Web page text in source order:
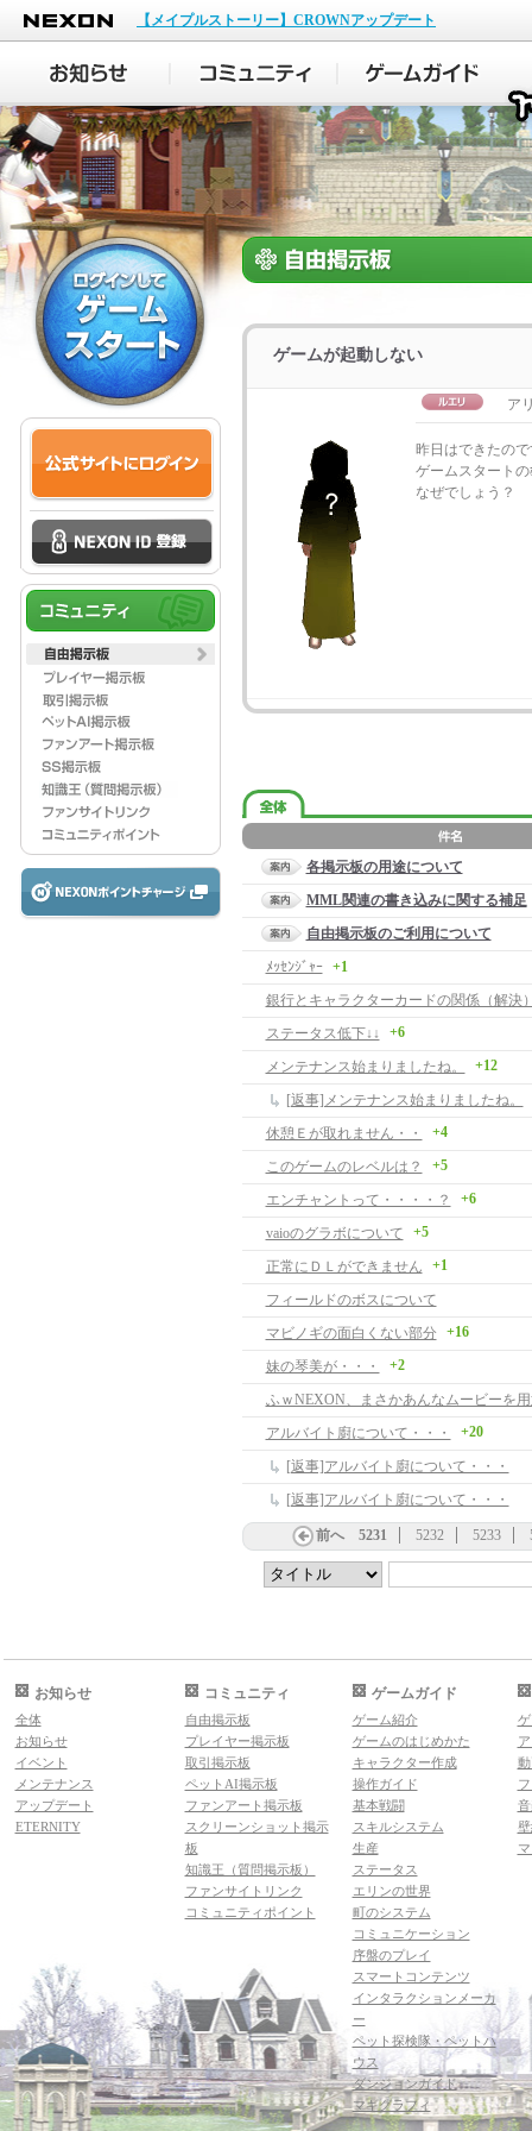
NEXON
【メイプルストーリー】CROWNアップデート
ゲームが起動しない
ア
昨日はできたの
ゲームスタート
なぜでしょう？
各掲示板の用途について
MML関連の書き込みに関する補足
自由掲示板のご利用について
ﾒｯｾﾝｼﾞｬｰ
+1
銀行とキャラクターカードの関係（解決
ステータス低下↓↓
+6
メンテナンス始まりましたね。 +12
[返事]メンテナンス始まりましたね。
休憩Ｅが取れません・・
+4
このゲームのレベルは？ +5
エンチャントって・・・・？ +6
vaioのグラボについて +5
正常にＤＬができません +1
フィールドのボスについて
マビノギの面白くない部分
+16
妹の琴美が・・・ +2
アルバイト廚について・・・ +20
[返事]アルバイト廚について・・・
[返事]アルバイト廚について・・・
前へ 5231 5232 5233
お知らせ
全体
お知らせ
イベント
メンテナンス
アップデート
ETERNITY
コミュニティ
自由掲示板
プレイヤー掲示板
取引掲示板
ペットAI掲示板
ファンアート掲示板
スクリーンショット掲示
板
知識王（質問掲示板）
ファンサイトリンク
コミュニティポイント
ゲームガイド
ゲーム紹介
ゲームのはじめかた
キャラクター作成
操作ガイド
基本戦闘
スキルシステム
生産
ステータス
エリンの世界
町のシステム
コミュニケーション
序盤のプレイ
スマートコンテンツ
インタラクションメーカ
ー
ペット探検隊・ペットハ
ウス
ダンジョンガイド
マギグラフィ